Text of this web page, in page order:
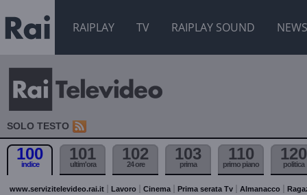
RAIPLAY TV RAIPLAY SOUND NEWS
SOLO TESTO
100
indice
101
ultim'ora
102
24 ore
103
prima
110
primo piano
120
politica
www.servizitelevideo.rai.it Lavoro Cinema Prima serata Tv Almanacco